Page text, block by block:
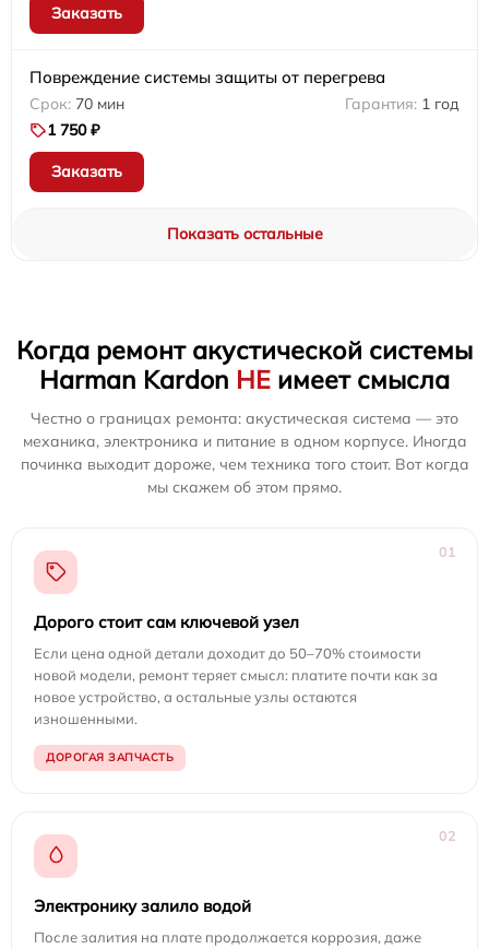
Заказать
Повреждение системы защиты от перегрева
70 мин
1 год
1 750 ₽
Заказать
Показать остальные
Когда ремонт акустической системы
Harman Kardon НЕ имеет смысла
Честно о границах ремонта: акустическая система — это
механика, электроника и питание в одном корпусе. Иногда
починка выходит дороже, чем техника того стоит. Вот когда
мы скажем об этом прямо.
01
Дорого стоит сам ключевой узел
Если цена одной детали доходит до 50–70% стоимости
новой модели, ремонт теряет смысл: платите почти как за
новое устройство, а остальные узлы остаются
изношенными.
ДОРОГАЯ ЗАПЧАСТЬ
02
Электронику залило водой
После залития на плате продолжается коррозия, даже